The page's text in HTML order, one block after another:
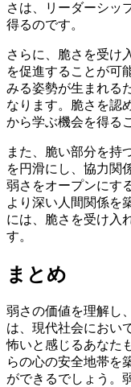
さは、リーダーシッ
得るのです。
さらに、脆さを受け
を促進することが可
みる姿勢が生まれる
なります。脆さを認
から学ぶ機会を得る
また、脆い部分を持
を円滑にし、協力関
弱さをオープンにす
より深い人間関係を
には、脆さを受け入
す。
まとめ
弱さの価値を理解し
は、現代社会におい
怖いと感じるあなた
らの心の安全地帯を
ができるでしょう。